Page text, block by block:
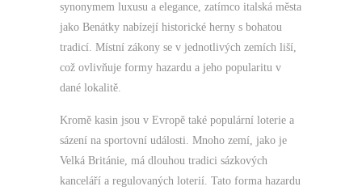
synonymem luxusu a elegance, zatímco italská města
jako Benátky nabízejí historické herny s bohatou
tradicí. Místní zákony se v jednotlivých zemích liší,
což ovlivňuje formy hazardu a jeho popularitu v
dané lokalitě.
Kromě kasin jsou v Evropě také populární loterie a
sázení na sportovní události. Mnoho zemí, jako je
Velká Británie, má dlouhou tradici sázkových
kanceláří a regulovaných loterií. Tato forma hazardu